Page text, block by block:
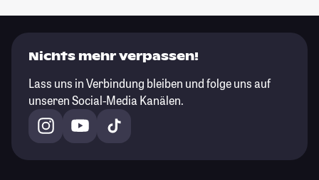
Nichts mehr verpassen!
Lass uns in Verbindung bleiben und folge uns auf
unseren Social-Media Kanälen.